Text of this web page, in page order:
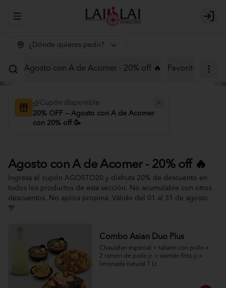
Abrir menu de navegación
¿Dónde quieres pedir?
Agosto con A de Acomer - 20% off 🔥 Favoritos
Cupón disponible
20% OFF — Agosto con A de Acomer
con 20% off 🥳
Agosto con A de Acomer - 20% off 🔥
Ingresa el cupón AGOSTO20 y disfruta 20% de descuento en
todos los productos de esta sección. No acumulable con otros
descuentos. No aplica propina. Válido del 01 al 31 de agosto.
🎊
Combo Asian Duo Plus
Chaulafan especial + tallarín con pollo +
2 ramen de pollo jr. + wantán frito jr.+
limonada natural 1 Lt